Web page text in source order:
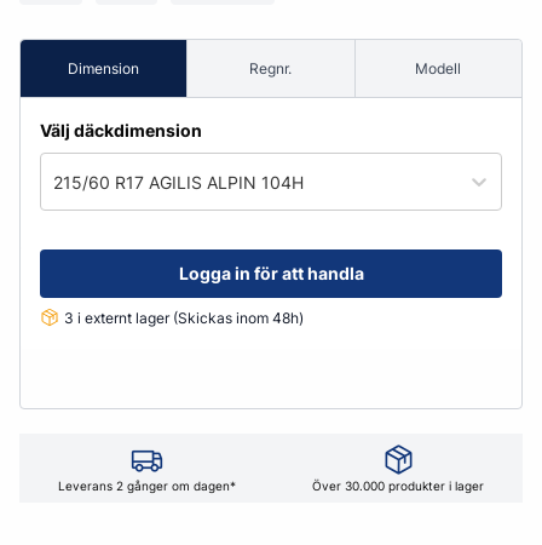
Dimension Regnr. Modell
Välj däckdimension
215/60 R17 AGILIS ALPIN 104H
Logga in för att handla
3 i externt lager (Skickas inom 48h)
Leverans 2 gånger om dagen* Över 30.000 produkter i lager